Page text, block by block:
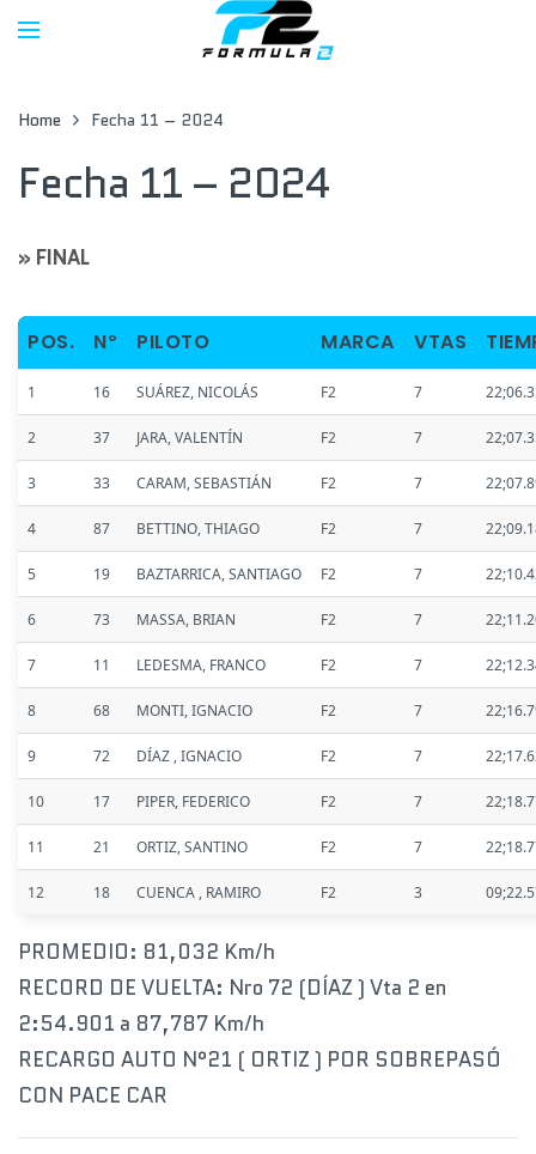
Home Fecha 11 – 2024
Fecha 11 – 2024
» FINAL
POS. Nº PILOTO MARCA VTAS
1 16 SUÁREZ, NICOLÁS F2 7
2 37 JARA, VALENTÍN F2 7
3 33 CARAM, SEBASTIÁN F2 7
4 87 BETTINO, THIAGO F2 7
5 19 BAZTARRICA, SANTIAGO F2 7
6 73 MASSA, BRIAN F2 7
7 11 LEDESMA, FRANCO F2 7
8 68 MONTI, IGNACIO F2 7
9 72 DÍAZ , IGNACIO F2 7
10 17 PIPER, FEDERICO F2 7
11 21 ORTIZ, SANTINO F2 7
12 18 CUENCA , RAMIRO F2 3
PROMEDIO: 81,032 Km/h
RECORD DE VUELTA: Nro 72 (DÍAZ ) Vta 2 en
2:54.901 a 87,787 Km/h
RECARGO AUTO N°21 ( ORTIZ ) POR SOBREPASÓ
CON PACE CAR